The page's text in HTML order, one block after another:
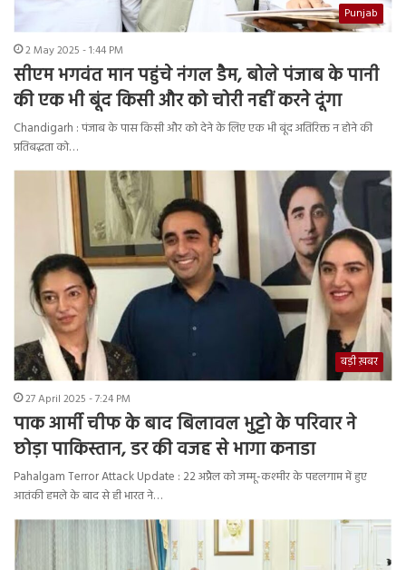
Punjab
2 May 2025 - 1:44 PM
सीएम भगवंत मान पहुंचे नंगल डैम, बोले पंजाब के पानी
की एक भी बूंद किसी और को चोरी नहीं करने दूंगा
Chandigarh : पंजाब के पास किसी और को देने के लिए एक भी बूंद अतिरिक्त न होने की
प्रतिबद्धता को…
बड़ी ख़बर
27 April 2025 - 7:24 PM
पाक आर्मी चीफ के बाद बिलावल भुट्टो के परिवार ने
छोड़ा पाकिस्तान, डर की वजह से भागा कनाडा
Pahalgam Terror Attack Update : 22 अप्रैल को जम्मू-कश्मीर के पहलगाम में हुए
आतंकी हमले के बाद से ही भारत ने…